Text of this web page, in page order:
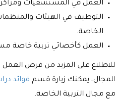
العمل في المستشفيات ومراكز
التوظيف في الهيئات
الخاصة.
العمل كأخصائي تربية خاصة
للاطلاع على المزيد من فرص العمل
المجال، يمكنك زيارة قسم فوائد
مع مجال التربية الخاصة.